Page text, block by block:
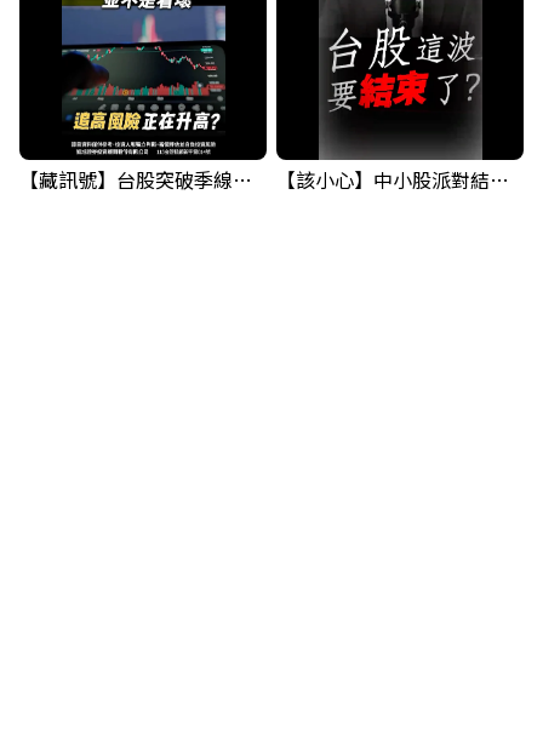
【藏訊號】台股突破季線，週一我提醒了這個關鍵訊號 【該小心】中小股派對結束 ? 關鍵訊號都指向...